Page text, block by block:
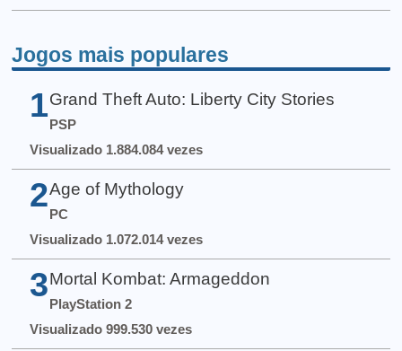
Jogos mais populares
1 Grand Theft Auto: Liberty City Stories
PSP
Visualizado 1.884.084 vezes
2 Age of Mythology
PC
Visualizado 1.072.014 vezes
3 Mortal Kombat: Armageddon
PlayStation 2
Visualizado 999.530 vezes